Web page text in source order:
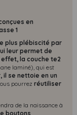
en
1
le plus plébiscité par
leur permet de
la couche te2
laminé), qui est
il se nettoie en un
pourrez réutiliser
de la naissance à
boutons